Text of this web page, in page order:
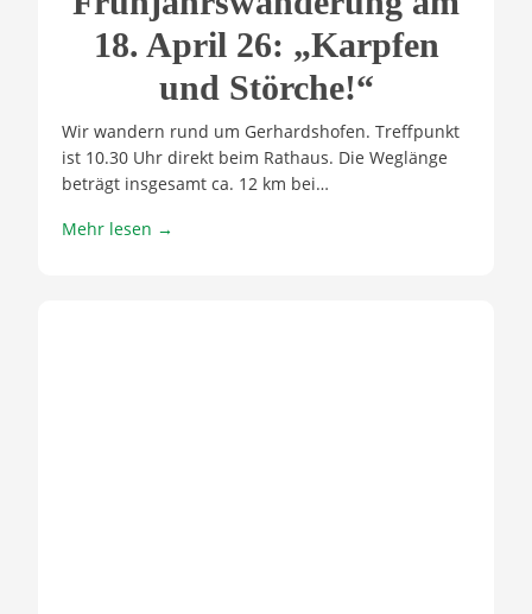
18. April 26: „Karpfen
und Störche!“
Wir wandern rund um Gerhardshofen. Treffpunkt
ist 10.30 Uhr direkt beim Rathaus. Die Weglänge
beträgt insgesamt ca. 12 km bei…
Mehr lesen →